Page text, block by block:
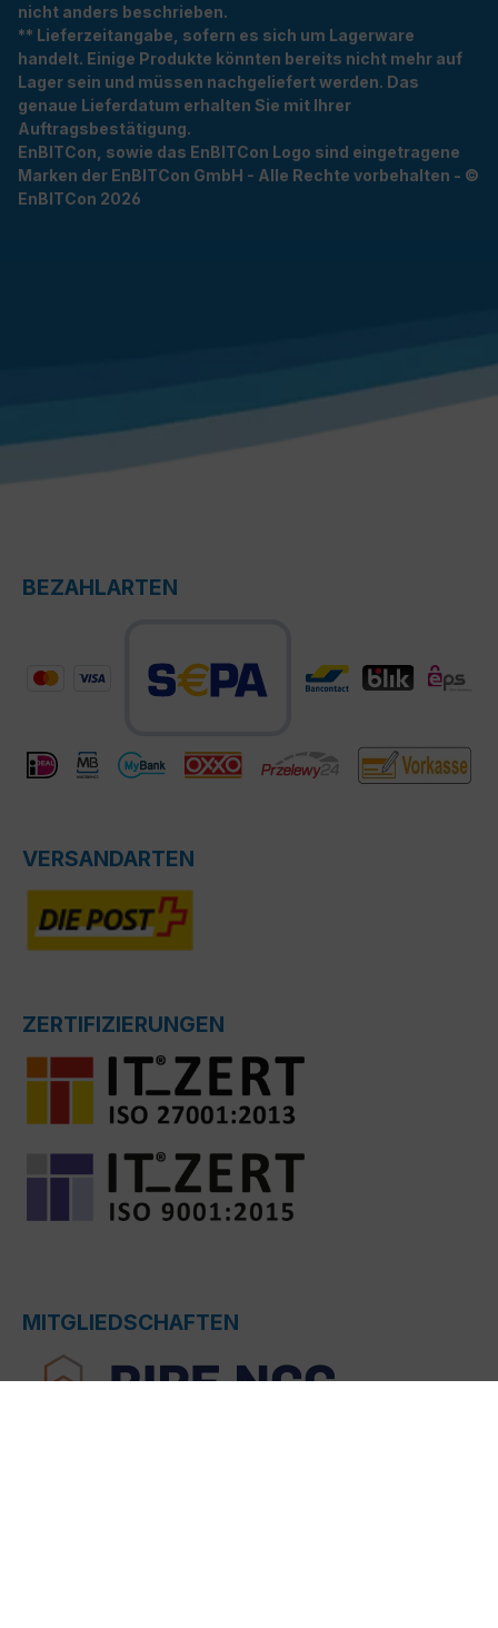
nicht anders beschrieben.
** Lieferzeitangabe, sofern es sich um Lagerware
handelt. Einige Produkte könnten bereits nicht mehr auf
Lager sein und müssen nachgeliefert werden. Das
genaue Lieferdatum erhalten Sie mit Ihrer
Auftragsbestätigung.
EnBITCon, sowie das EnBITCon Logo sind eingetragene
Marken der EnBITCon GmbH - Alle Rechte vorbehalten - ©
EnBITCon 2026
BEZAHLARTEN
VERSANDARTEN
ZERTIFIZIERUNGEN
MITGLIEDSCHAFTEN